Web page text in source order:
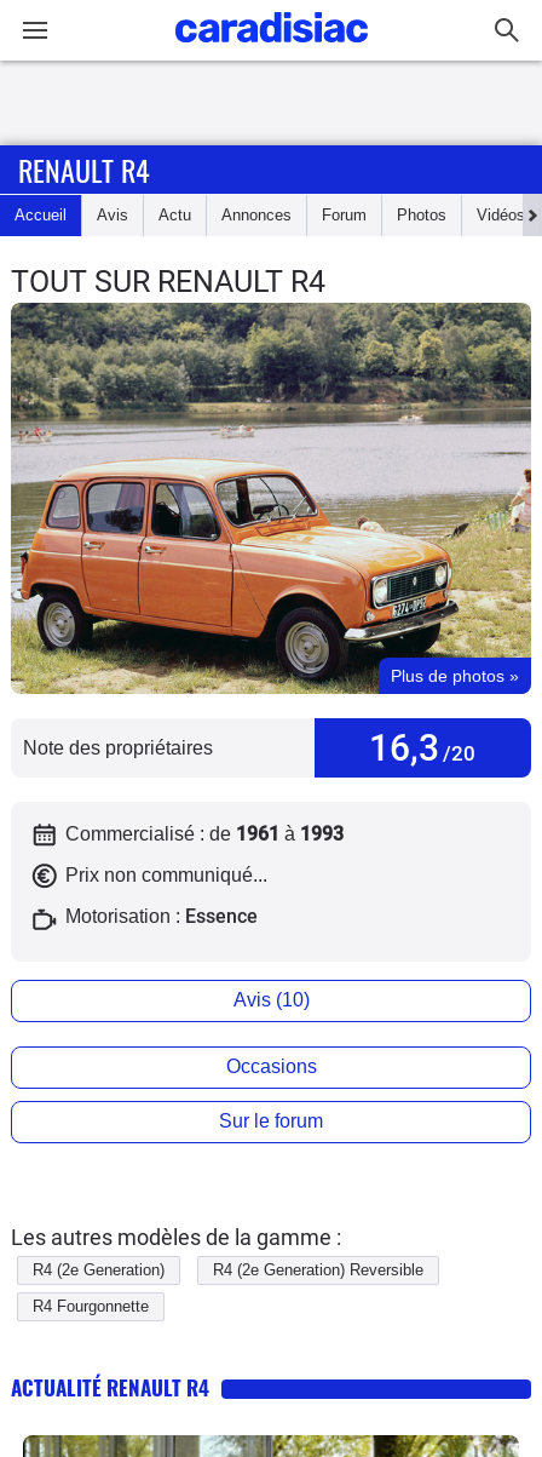
Accueil
Actu
Essais
Guide
d'achat
Electriques
Utilitaires
Flottes
Auto
Services
Marques
RENAULT R4
Accueil Avis Actu Annonces Forum Photos Vidéos
TOUT SUR RENAULT R4
Plus de photos »
Note des propriétaires 16,3 /20
Commercialisé : de 1961 à 1993
Prix non communiqué...
Motorisation : Essence
Avis (10)
Occasions
Sur le forum
Les autres modèles de la gamme :
R4 (2e Generation)
R4 (2e Generation) Reversible
R4 Fourgonnette
ACTUALITÉ RENAULT R4